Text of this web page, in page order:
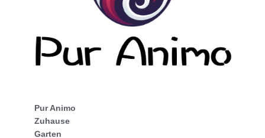
Pur Animo
Zuhause
Garten